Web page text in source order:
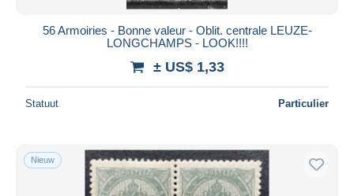
56 Armoiries - Bonne valeur - Oblit. centrale LEUZE-
LONGCHAMPS - LOOK!!!!
± US$ 1,33
Statuut Particulier
Nieuw